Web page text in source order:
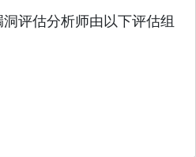
评估分析师由以下评估组